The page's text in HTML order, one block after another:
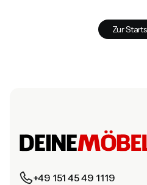
Zur
+49 151 45 49 1119